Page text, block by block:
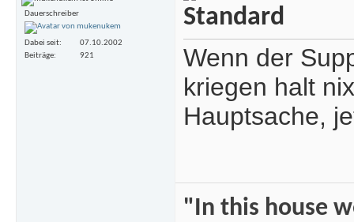
Dauerschreiber
Dabei seit
07.10.2002
Beiträge
921
Wenn der
kriegen halt
Hauptsache,
"In this house